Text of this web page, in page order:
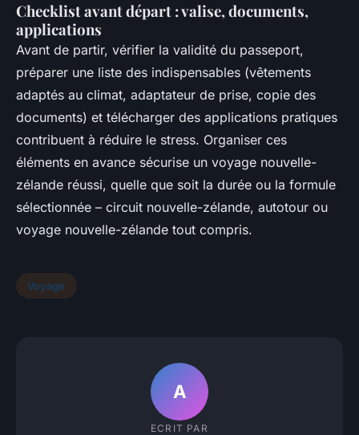
Checklist avant départ : valise, documents,
applications
Avant de partir, vérifier la validité du passeport,
préparer une liste des indispensables (vêtements
adaptés au climat, adaptateur de prise, copie des
documents) et télécharger des applications pratiques
contribuent à réduire le stress. Organiser ces
éléments en avance sécurise un voyage nouvelle-
zélande réussi, quelle que soit la durée ou la formule
sélectionnée – circuit nouvelle-zélande, autotour ou
voyage nouvelle-zélande tout compris.
Voyage
A
ECRIT PAR